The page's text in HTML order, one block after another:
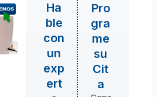
Ha
ble
con
un
exp
ert
Pro
gra
me
su
Cit
a